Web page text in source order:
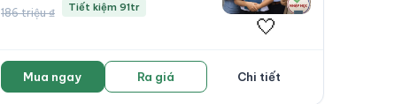
186 triệu ₫ Tiết kiệm 91tr
🤍
Mua ngay Ra giá Chi tiết